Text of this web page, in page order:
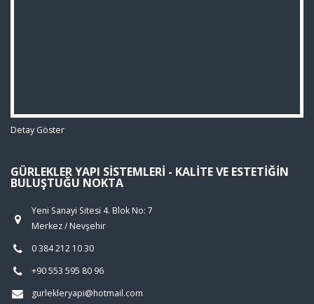
Detay Göster
GÜRLEKLER YAPI SISTEMLERI - KALITE VE ESTETIĞIN
BULUŞTUĞU NOKTA
Yeni Sanayi Sitesi 4. Blok No: 7
Merkez / Nevşehir
0 384 212 10 30
+90 553 595 80 96
gurlekleryapi@hotmail.com